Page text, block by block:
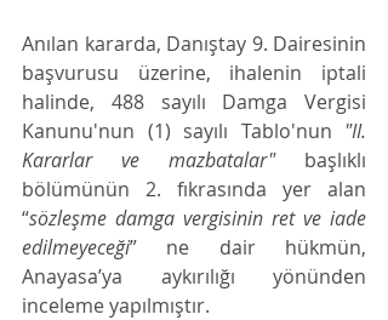
Anılan kararda, Danıştay 9. Dairesinin
başvurusu üzerine, ihalenin iptali
halinde, 488 sayılı Damga Vergisi
Kanunu'nun (1) sayılı Tablo'nun "II.
Kararlar ve mazbatalar" başlıklı
bölümünün 2. fıkrasında yer alan
“sözleşme damga vergisinin ret ve iade
edilmeyeceği” ne dair hükmün,
Anayasa’ya aykırılığı yönünden
inceleme yapılmıştır.